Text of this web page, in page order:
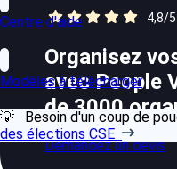
Centre d'aide
Modèles à télécharger
💡 Besoin d'un coup de
des élections CSE
4,8/
Organisez
avec People
de 3000
Demandez un devis